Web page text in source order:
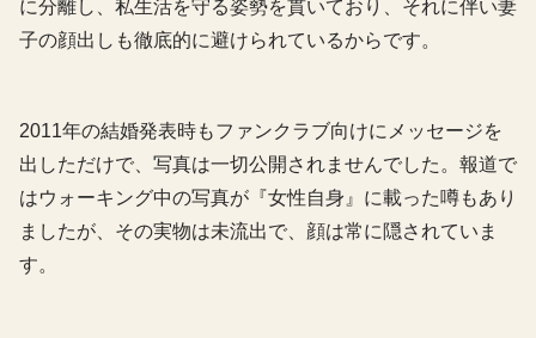
に分離し、私生活を守る姿勢を貫いており、それに伴い妻
子の顔出しも徹底的に避けられているからです。
2011年の結婚発表時もファンクラブ向けにメッセージを
出しただけで、写真は一切公開されませんでした。報道で
はウォーキング中の写真が『女性自身』に載った噂もあり
ましたが、その実物は未流出で、顔は常に隠されていま
す。